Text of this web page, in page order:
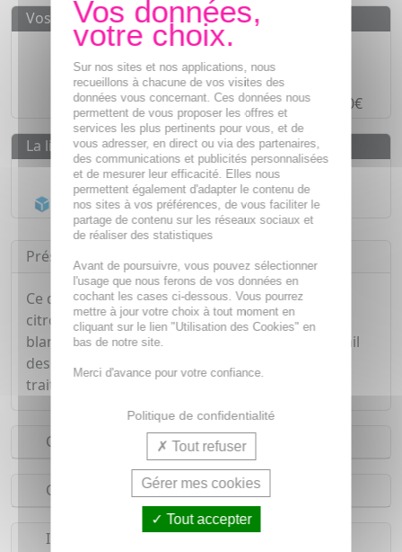
Vos avantages
Des prixIMBATTABLES
Paiement en ligneSÉCURISÉ
Paiement en4 fois sans fraisà partir de 30€
La livraison
Livraison gratuite dès55€
Acheminement Chronoposten 24h*
Présentation
Ce dentifrice naturel aux huiles essentielles de
citron à un effet antiseptique, cicatrisant et
blanchissant. Il nettoie tout en protégeant l'email
des dents et les gencives et compatible avec les
traitements homéopathiques.
Conseils d'utilisation
Composition
Indications
Sur nos sites et nos applications, nous
recueillons à chacune de vos visites des
données vous concernant. Ces données nous
permettent de vous proposer les offres et
services les plus pertinents pour vous, et de
vous adresser, en direct ou via des partenaires,
des communications et publicités personnalisées
et de mesurer leur efficacité. Elles nous
permettent également d'adapter le contenu de
nos sites à vos préférences, de vous faciliter le
partage de contenu sur les réseaux sociaux et
de réaliser des statistiques
Avant de poursuivre, vous pouvez sélectionner
l'usage que nous ferons de vos données en
cochant les cases ci-dessous. Vous pourrez
mettre à jour votre choix à tout moment en
cliquant sur le lien "Utilisation des Cookies" en
bas de notre site.
Merci d'avance pour votre confiance.
Politique de confidentialité
Tout refuser
Gérer mes cookies
Tout accepter